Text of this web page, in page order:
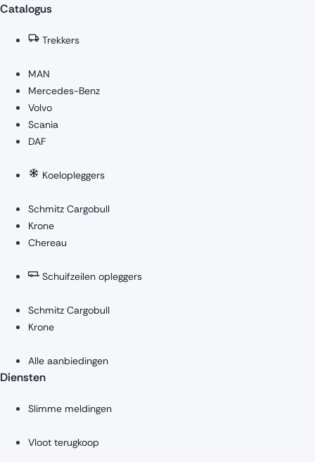
Catalogus
Trekkers
MAN
Mercedes-Benz
Volvo
Scania
DAF
Koelopleggers
Schmitz Cargobull
Krone
Chereau
Schuifzeilen opleggers
Schmitz Cargobull
Krone
Alle aanbiedingen
Diensten
Slimme meldingen
Vloot terugkoop